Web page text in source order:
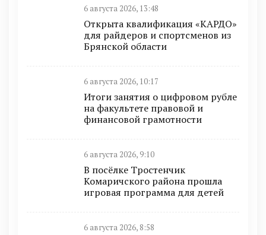
6 августа 2026, 13:48
Открыта квалификация «КАРДО»
для райдеров и спортсменов из
Брянской области
6 августа 2026, 10:17
Итоги занятия о цифровом рубле
на факультете правовой и
финансовой грамотности
6 августа 2026, 9:10
В посёлке Тростенчик
Комаричского района прошла
игровая программа для детей
6 августа 2026, 8:58